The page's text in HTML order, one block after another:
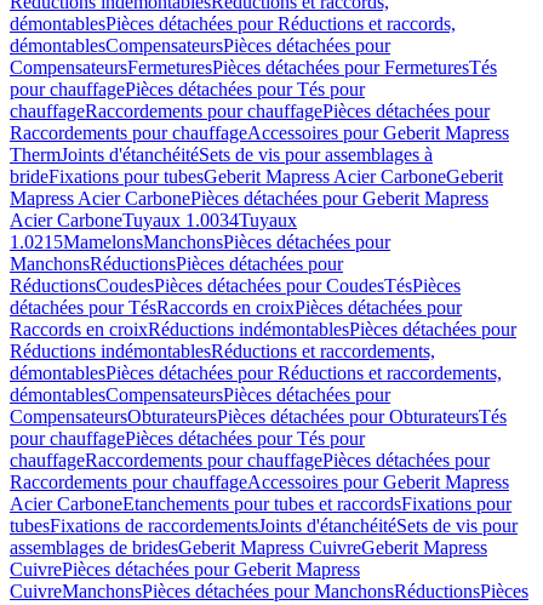
démontablesPièces détachées pour Réductions et raccords,
démontablesCompensateursPièces détachées pour
CompensateursFermeturesPièces détachées pour FermeturesTés
pour chauffagePièces détachées pour Tés pour
chauffageRaccordements pour chauffagePièces détachées pour
Raccordements pour chauffageAccessoires pour Geberit Mapress
ThermJoints d'étanchéitéSets de vis pour assemblages à
brideFixations pour tubesGeberit Mapress Acier CarboneGeberit
Mapress Acier CarbonePièces détachées pour Geberit Mapress
Acier CarboneTuyaux 1.0034Tuyaux
1.0215MamelonsManchonsPièces détachées pour
ManchonsRéductionsPièces détachées pour
RéductionsCoudesPièces détachées pour CoudesTésPièces
détachées pour TésRaccords en croixPièces détachées pour
Raccords en croixRéductions indémontablesPièces détachées pour
Réductions indémontablesRéductions et raccordements,
démontablesPièces détachées pour Réductions et raccordements,
démontablesCompensateursPièces détachées pour
CompensateursObturateursPièces détachées pour ObturateursTés
pour chauffagePièces détachées pour Tés pour
chauffageRaccordements pour chauffagePièces détachées pour
Raccordements pour chauffageAccessoires pour Geberit Mapress
Acier CarboneEtanchements pour tubes et raccordsFixations pour
tubesFixations de raccordementsJoints d'étanchéitéSets de vis pour
assemblages de bridesGeberit Mapress CuivreGeberit Mapress
CuivrePièces détachées pour Geberit Mapress
CuivreManchonsPièces détachées pour ManchonsRéductionsPièces